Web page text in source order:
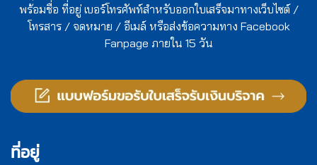
พร้อมชื่อ ที่อยู่ เบอร์โทรศัพท์สำหรับออกใบเสร็จมาทางเว็บไซต์ /
โทรสาร / จดหมาย / อีเมล์ หรือส่งข้อความทาง Facebook
Fanpage ภายใน 15 วัน
ที่อยู่